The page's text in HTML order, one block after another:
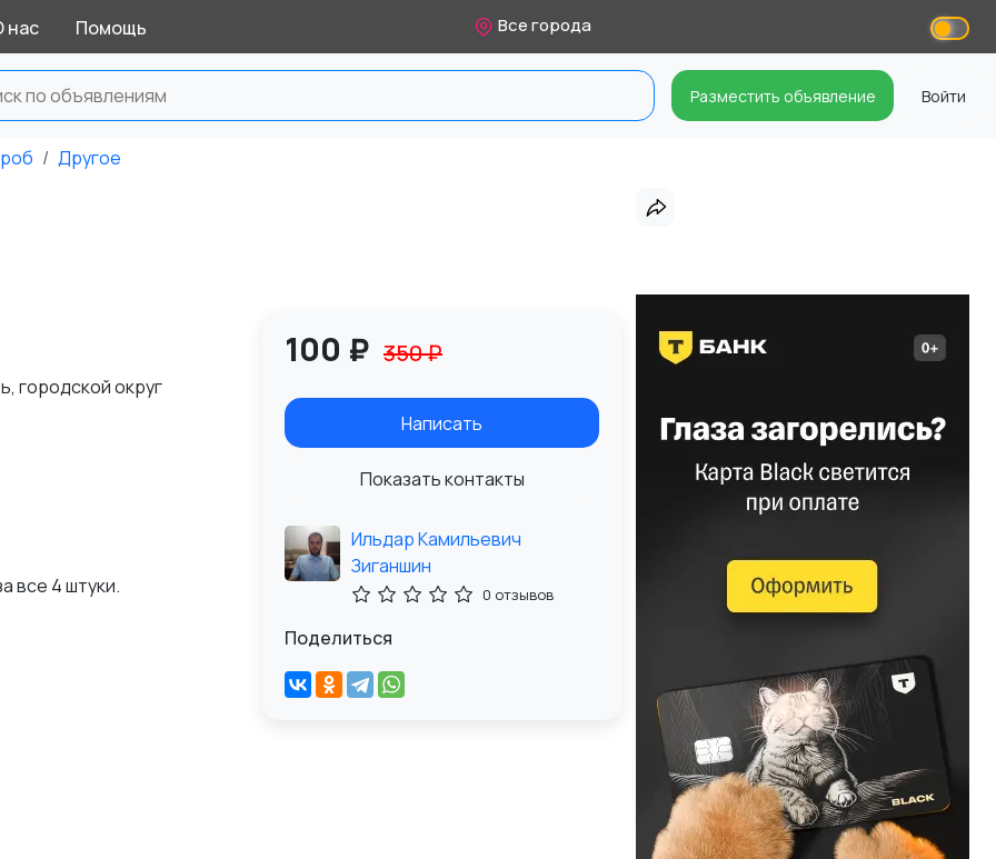
нас Помощь Все города
Разместить объявление Войти
Другое
городской округ
все 4 штуки.
100 ₽ 350 ₽
Написать
Показать контакты
Ильдар Камильевич
Зиганшин
0 отзывов
Поделиться